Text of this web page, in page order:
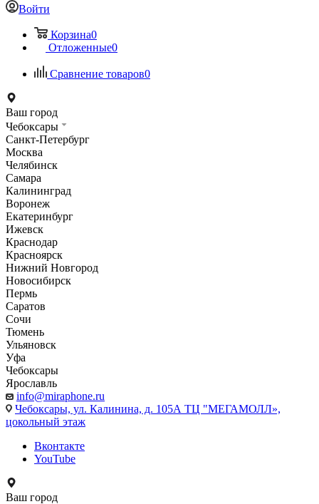
Войти
Корзина0
Отложенные0
Сравнение товаров0
Ваш город
Чебоксары
Санкт-Петербург
Москва
Челябинск
Самара
Калининград
Воронеж
Екатеринбург
Ижевск
Краснодар
Красноярск
Нижний Новгород
Новосибирск
Пермь
Саратов
Сочи
Тюмень
Ульяновск
Уфа
Чебоксары
Ярославль
info@miraphone.ru
Чебоксары, ул. Калинина, д. 105А ТЦ "МЕГАМОЛЛ»,
цокольный этаж
Вконтакте
YouTube
Ваш город